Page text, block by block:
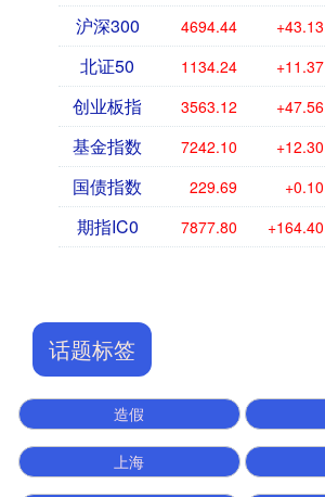
沪深300 4694.44 +43.13
北证50 1134.24 +11.37
创业板指 3563.12 +47.56
基金指数 7242.10 +12.30
国债指数 229.69 +0.10
期指IC0 7877.80 +164.40
话题标签
造假
上海